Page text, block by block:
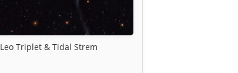
Leo Triplet & Tidal Strem